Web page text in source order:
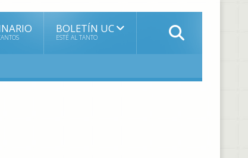
BOLETÍN UC
ESTÉ AL TANTO